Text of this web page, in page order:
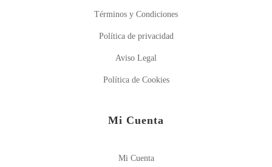
Términos y Condiciones
Política de privacidad
Aviso Legal
Política de Cookies
Mi Cuenta
Mi Cuenta